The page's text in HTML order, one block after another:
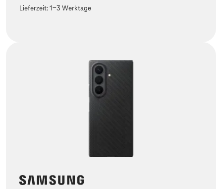
Lieferzeit:1-3 Werktage